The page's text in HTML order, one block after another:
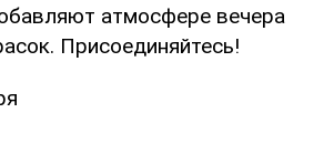
атмосфере вечера
Присоединяйтесь!